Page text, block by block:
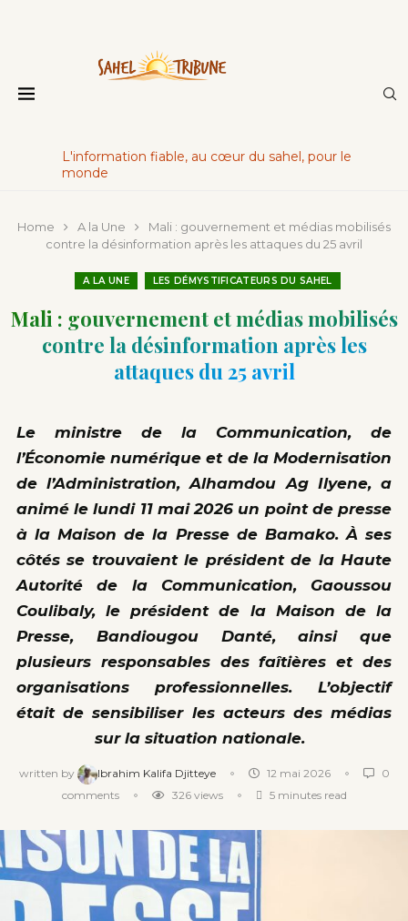
L'information fiable, au cœur du sahel, pour le
monde
Home A la Une
Mali : gouvernement et médias mobilisés
contre la désinformation après les attaques du 25 avril
A LA UNE LES DÉMYSTIFICATEURS DU SAHEL
Mali : gouvernement et médias mobilisés
contre la désinformation après les
attaques du 25 avril
Le ministre de la Communication, de
l’Économie numérique et de la Modernisation
de l’Administration, Alhamdou Ag Ilyene, a
animé le lundi 11 mai 2026 un point de presse
à la Maison de la Presse de Bamako. À ses
côtés se trouvaient le président de la Haute
Autorité de la Communication, Gaoussou
Coulibaly, le président de la Maison de la
Presse, Bandiougou Danté, ainsi que
plusieurs responsables des faîtières et des
organisations professionnelles. L’objectif
était de sensibiliser les acteurs des médias
sur la situation nationale.
written by Ibrahim Kalifa Djitteye 12 mai 2026
0
comments
326views 5 minutes read